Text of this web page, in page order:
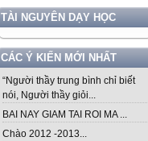
TÀI NGUYÊN DẠY HỌC
CÁC Ý KIẾN MỚI NHẤT
“Người thầy trung bình chỉ biết
nói, Người thầy giỏi...
BAI NAY GIAM TAI ROI MA ...
Chào 2012 -2013...